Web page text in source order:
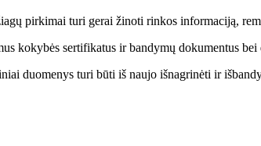
pirkimai turi gerai žinoti rinkos informaciją,
kokybės sertifikatus ir bandymų dokumentus
duomenys turi būti iš naujo išnagrinėti ir